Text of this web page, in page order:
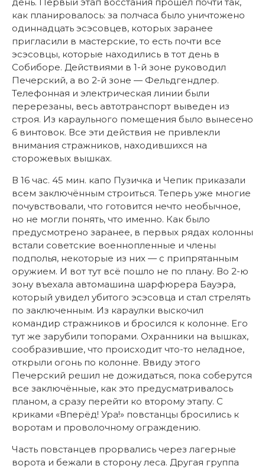
как планировалось: за полчаса было уничтожено
одиннадцать эсэсовцев, которых заранее
пригласили в мастерские, то есть почти все
эсэсовцы, которые находились в тот день в
Собиборе. Действиями в 1-й зоне руководил
Печерский, а во 2-й зоне — Фельдгендлер.
Телефонная и электрическая линии были
перерезаны, весь автотранспорт выведен из
строя. Из караульного помещения было вынесено
6 винтовок. Все эти действия не привлекли
внимания стражников, находившихся на
сторожевых вышках.
В 16 час. 45 мин. капо Пузичка и Чепик приказали
всем заключённым строиться. Теперь уже многие
почувствовали, что готовится нечто необычное,
но не могли понять, что именно. Как было
предусмотрено заранее, в первых рядах колонны
встали советские военнопленные и члены
подполья, некоторые из них — с припрятанным
оружием. И вот тут всё пошло не по плану. Во 2-ю
зону въехала автомашина шарфюрера Бауэра,
который увидел убитого эсэсовца и стал стрелять
по заключенным. Из караулки выскочил
командир стражников и бросился к колонне. Его
тут же зарубили топорами. Охранники на вышках,
сообразившие, что происходит что-то неладное,
открыли огонь по колонне. Ввиду этого
Печерский решил не дожидаться, пока соберутся
все заключённые, как это предусматривалось
планом, а сразу перейти ко второму этапу. С
криками «Вперёд! Ура!» повстанцы бросились к
воротам и проволочному ограждению.
Часть повстанцев прорвались через лагерные
ворота и бежали в сторону леса. Другая группа